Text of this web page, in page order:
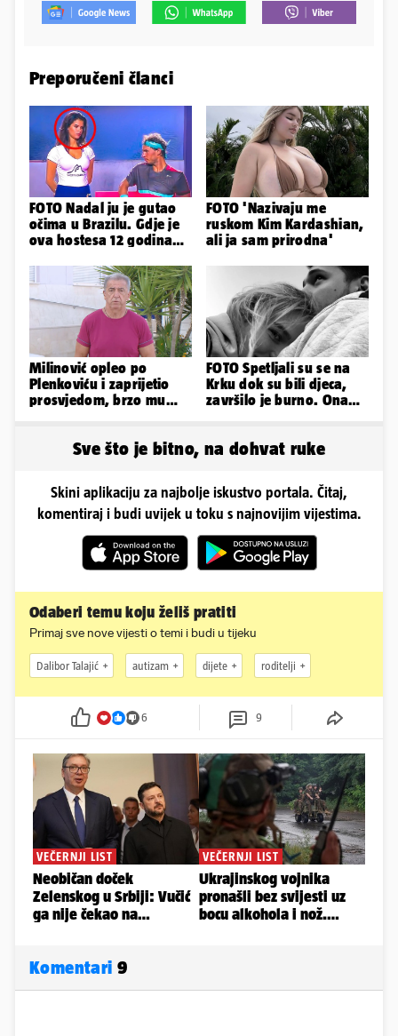
Preporučeni članci
FOTO Nadal ju je gutao
očima u Brazilu. Gdje je
ova hostesa 12 godina
FOTO 'Nazivaju me
ruskom Kim Kardashian,
ali ja sam prirodna'
Milinović opleo po
Plenkoviću i zaprijetio
prosvjedom, brzo mu
FOTO Spetljali su se na
Krku dok su bili djeca,
završilo je burno. Ona
Sve što je bitno, na dohvat ruke
Skini aplikaciju za najbolje iskustvo portala. Čitaj,
komentiraj i budi uvijek u toku s najnovijim vijestima.
Odaberi temu koju želiš pratiti
Primaj sve nove vijesti o temi i budi u tijeku
Dalibor Talajić autizam dijete roditelji
6 9
Komentari 9